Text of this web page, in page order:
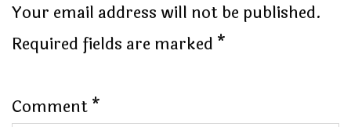
Your email address will not be published.
Required fields are marked *
Comment*